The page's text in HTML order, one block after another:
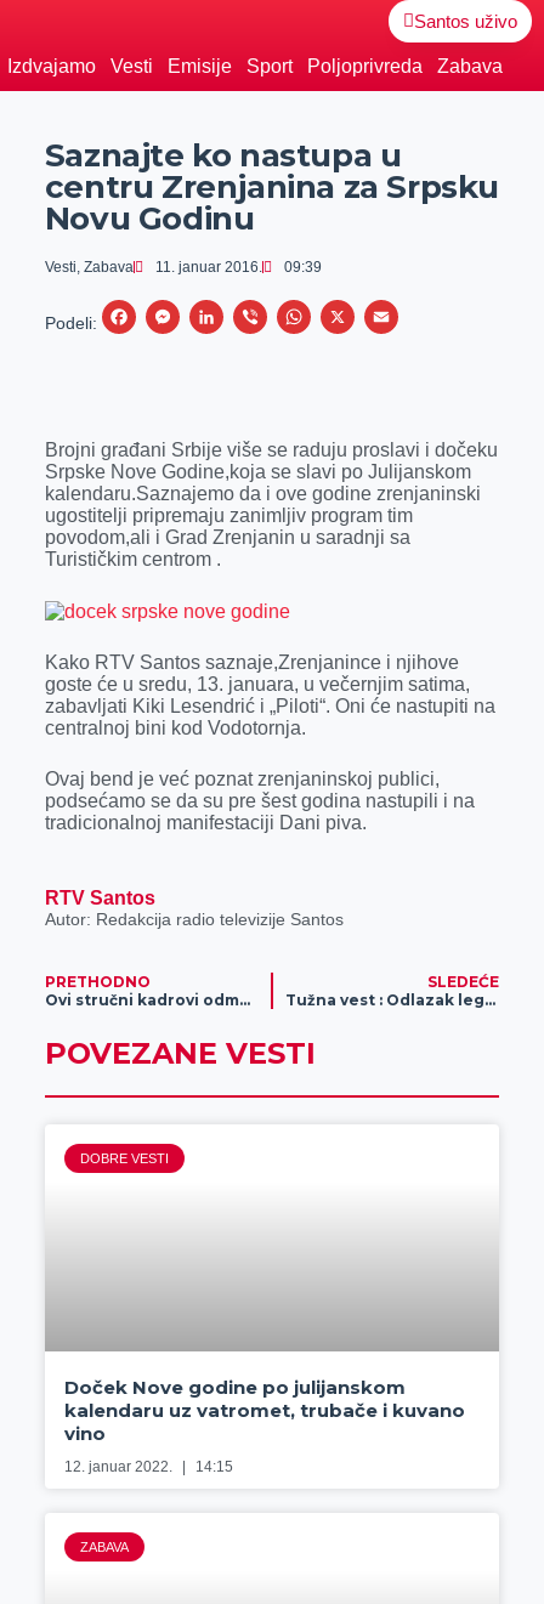
Santos uživo
Izdvajamo Vesti Emisije Sport Poljoprivreda Zabava
Saznajte ko nastupa u
centru Zrenjanina za Srpsku
Novu Godinu
Vesti, Zabava 11. januar 2016. 09:39
Podeli:
F
b
o
o
k
M
e
n
g
e
L
e
d
I
V
r
W
s
A
p
X
E
l
Brojni građani Srbije više se raduju proslavi i dočeku
Srpske Nove Godine,koja se slavi po Julijanskom
kalendaru.Saznajemo da i ove godine zrenjaninski
ugostitelji pripremaju zanimljiv program tim
povodom,ali i Grad Zrenjanin u saradnji sa
Turističkim centrom .
Kako RTV Santos saznaje,Zrenjanince i njihove
goste će u sredu, 13. januara, u večernjim satima,
zabavljati Kiki Lesendrić i „Piloti“. Oni će nastupiti na
centralnoj bini kod Vodotornja.
Ovaj bend je već poznat zrenjaninskoj publici,
podsećamo se da su pre šest godina nastupili i na
tradicionalnoj manifestaciji Dani piva.
RTV Santos
Autor: Redakcija radio televizije Santos
PRETHODNO
Ovi stručni kadrovi odmah nalaze posao u Zrenjaninu
SLEDEĆE
Tužna vest : Odlazak legende
POVEZANE VESTI
DOBRE VESTI
Doček Nove godine po julijanskom
kalendaru uz vatromet, trubače i kuvano
vino
12. januar 2022. 14:15
ZABAVA